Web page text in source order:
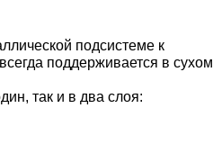
подсистеме к
поддерживается в сухом
так и в два слоя: